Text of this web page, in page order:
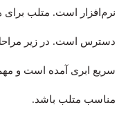
نرم‌افزار است. متلب
دسترس است. در زیر
سریع ابری آمده است و
مناسب متلب باشد.